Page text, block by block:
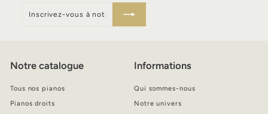
vous
Notre catalogue
Tous nos pianos
Pianos droits
Informations
Qui sommes-nous
Notre univers